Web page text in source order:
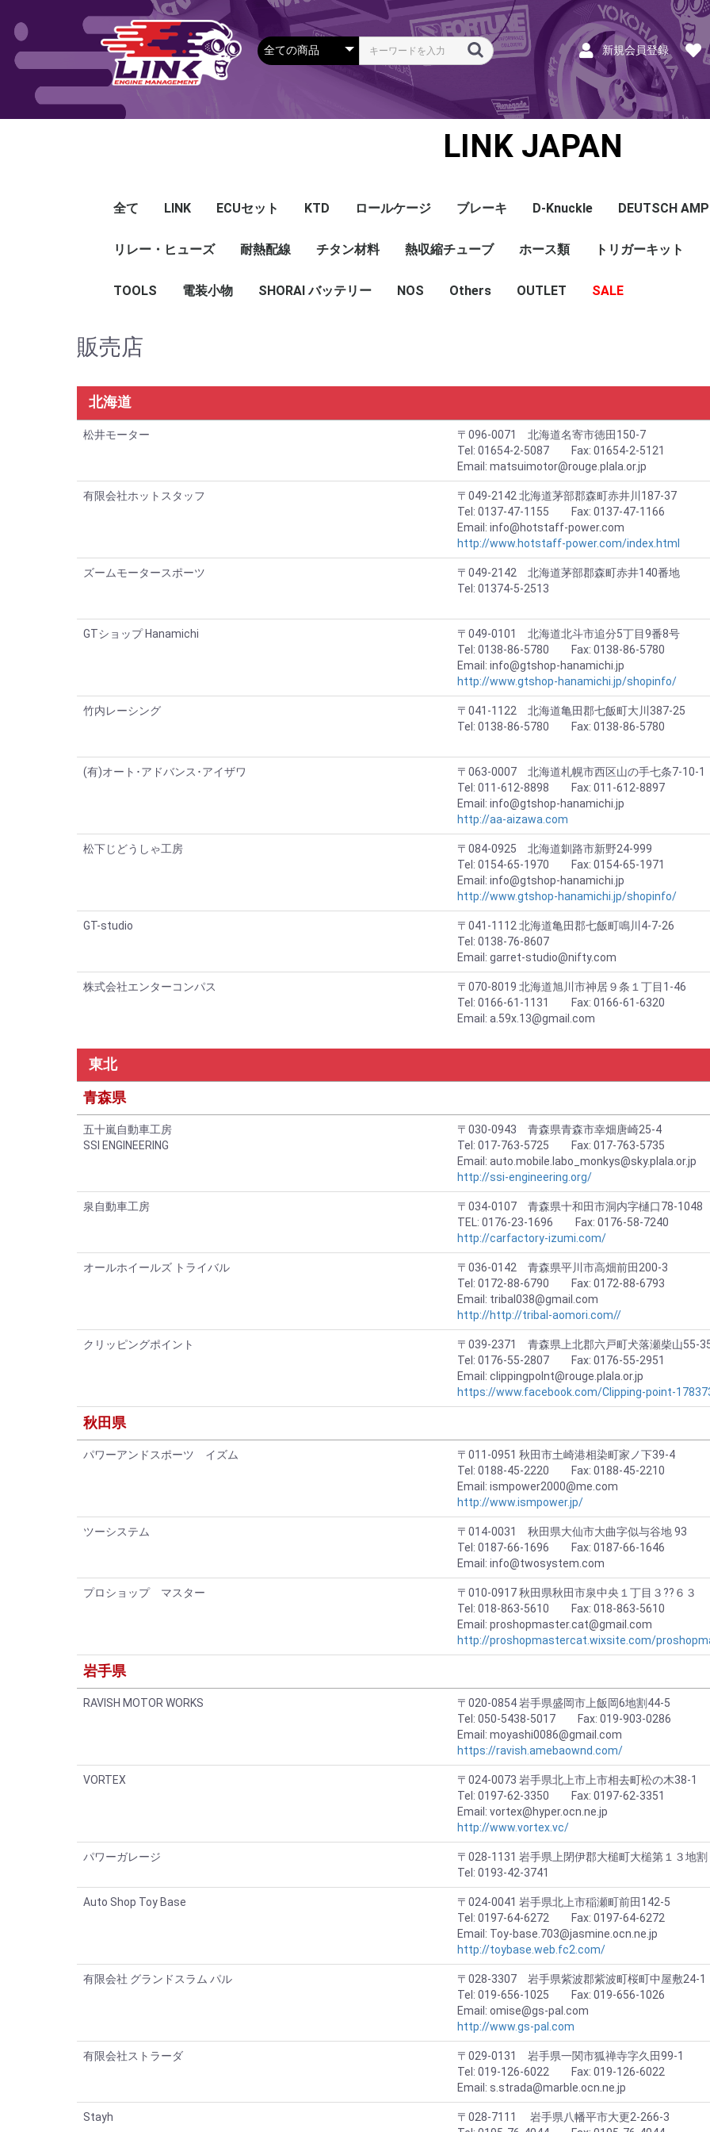
新規会員登録
LINK JAPAN
全て LINK
Plug-in ECU Honda
Mazda
Mitsubishi
Nissan
Subaru
Toyota
その他
Wire-in ECU G5
G4X
G4＋
PDM
ECUアクセサリー Looms and Cables Terminals and Plugs
G1 - G4
CAN and Tuning
G4X - G4+
Mapセンサー
温度センサー
その他センサー
Exhaust O2センサー
CAN EGT modules
DI Driver
Ignition
Injection
Peripherals
Tuning Tools
E-Throttle
Driver Display
CAN Keypad
Apparel Hat
T-shirts
Foodies
ECUセット KTD
Looms
CAN＆Tuning ケーブ
コネクタ＆Pin
Wire-in ハーネス
拡張ハーネス G4+Kurofune
MAZDA
MITSUBISHI
HONDA
TOYOTA
NISSAN
センサー クランクセンサー
温度センサー
MAPセンサー
圧力センサー
ノックセンサー
CAN ラムダ 空燃比
ブーストコントロール
Injector
ISC
その他
Ignition Coil
クラセン
サージタンク
EXマニ
燃料
電スロ
シリコンホース
エンジンハーネス
ハーネスラベル
エアクリーナー
スイッチ
アダプタ類
その他
ロールケージ ブレーキ D-Knuckle DEUTSCH AMP
AMP SSC
DTM
DT
DTP
その他
リレー・ヒューズ
リレー
リレーBOX
ヒューズケース
ブレーカー式ブレード
ブレーカー
耐熱配線
ETFE 配線
シールド線
モールド線
FEP 配線
シールド線
モールド線
チタン材料 熱収縮チューブ
ハンダ付 収縮チュー
耐熱収縮メッシュチュ
切れ込み付 メッシュ
DR
DW
DW クリア
その他
ホース類
シリコンホース
耐熱スリーブ
バキュームホース
燃料ホース
トリガーキット
TOOLS 電装小物 SHORAI バッテリー NOS Others OUTLET SALE
販売店
北海道
松井モーター
〒096-0071 北海道名寄市徳田150-7
Tel: 01654-2-5087 Fax: 01654-2-5121
Email: matsuimotor@rouge.plala.or.jp
有限会社ホットスタッフ
〒049-2142 北海道茅部郡森町赤井川187-37
Tel: 0137-47-1155 Fax: 0137-47-1166
Email: info@hotstaff-power.com
http://www.hotstaff-power.com/index.html
ズームモータースポーツ
〒049-2142 北海道茅部郡森町赤井140番地
Tel: 01374-5-2513
GTショップ Hanamichi
〒049-0101 北海道北斗市追分5丁目9番8号
Tel: 0138-86-5780 Fax: 0138-86-5780
Email: info@gtshop-hanamichi.jp
http://www.gtshop-hanamichi.jp/shopinfo/
竹内レーシング
〒041-1122 北海道亀田郡七飯町大川387-25
Tel: 0138-86-5780 Fax: 0138-86-5780
(有)オート･アドバンス･アイザワ
〒063-0007 北海道札幌市西区山の手七条7-10-1
Tel: 011-612-8898 Fax: 011-612-8897
Email: info@gtshop-hanamichi.jp
http://aa-aizawa.com
松下じどうしゃ工房
〒084-0925 北海道釧路市新野24-999
Tel: 0154-65-1970 Fax: 0154-65-1971
Email: info@gtshop-hanamichi.jp
http://www.gtshop-hanamichi.jp/shopinfo/
GT-studio
〒041-1112 北海道亀田郡七飯町鳴川4-7-26
Tel: 0138-76-8607
Email: garret-studio@nifty.com
株式会社エンターコンパス
〒070-8019 北海道旭川市神居９条１丁目1-46
Tel: 0166-61-1131 Fax: 0166-61-6320
Email: a.59x.13@gmail.com
東北
青森県
五十嵐自動車工房
SSI ENGINEERING
〒030-0943 青森県青森市幸畑唐崎25-4
Tel: 017-763-5725 Fax: 017-763-5735
Email: auto.mobile.labo_monkys@sky.plala.or.jp
http://ssi-engineering.org/
泉自動車工房
〒034-0107 青森県十和田市洞内字樋口78-1048
TEL: 0176-23-1696 Fax: 0176-58-7240
http://carfactory-izumi.com/
オールホイールズ トライバル
〒036-0142 青森県平川市高畑前田200-3
Tel: 0172-88-6790 Fax: 0172-88-6793
Email: tribal038@gmail.com
http://http://tribal-aomori.com//
クリッピングポイント
〒039-2371 青森県上北郡六戸町犬落瀬柴山55-
Tel: 0176-55-2807 Fax: 0176-55-2951
Email: clippingpolnt@rouge.plala.or.jp
https://www.facebook.com/Clipping-point-
秋田県
パワーアンドスポーツ イズム
〒011-0951 秋田市土崎港相染町家ノ下39-4
Tel: 0188-45-2220 Fax: 0188-45-2210
Email: ismpower2000@me.com
http://www.ismpower.jp/
ツーシステム
〒014-0031 秋田県大仙市大曲字似与谷地 93
Tel: 0187-66-1696 Fax: 0187-66-1646
Email: info@twosystem.com
プロショップ マスター
〒010-0917 秋田県秋田市泉中央１丁目３??６３
Tel: 018-863-5610 Fax: 018-863-5610
Email: proshopmaster.cat@gmail.com
http://proshopmastercat.wixsite.com/
岩手県
RAVISH MOTOR WORKS
〒020-0854 岩手県盛岡市上飯岡6地割44-5
Tel: 050-5438-5017 Fax: 019-903-0286
Email: moyashi0086@gmail.com
https://ravish.amebaownd.com/
VORTEX
〒024-0073 岩手県北上市上市相去町松の木38-1
Tel: 0197-62-3350 Fax: 0197-62-3351
Email: vortex@hyper.ocn.ne.jp
http://www.vortex.vc/
パワーガレージ
〒028-1131 岩手県上閉伊郡大槌町大槌第１３地割
Tel: 0193-42-3741
Auto Shop Toy Base
〒024-0041 岩手県北上市稲瀬町前田142-5
Tel: 0197-64-6272 Fax: 0197-64-6272
Email: Toy-base.703@jasmine.ocn.ne.jp
http://toybase.web.fc2.com/
有限会社 グランドスラム パル
〒028-3307 岩手県紫波郡紫波町桜町中屋敷24-1
Tel: 019-656-1025 Fax: 019-656-1026
Email: omise@gs-pal.com
http://www.gs-pal.com
有限会社ストラーダ
〒029-0131 岩手県一関市狐禅寺字久田99-1
Tel: 019-126-6022 Fax: 019-126-6022
Email: s.strada@marble.ocn.ne.jp
Stayh
〒028-7111 岩手県八幡平市大更2-266-3